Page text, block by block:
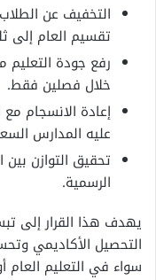
التخفيف عن الطلاب
تقسيم العام إلى
رفع جودة التعليم
خلال فصلين فقط.
إعادة الانسجام
عليه المدارس
تحقيق التوازن
الرسمية.
يهدف هذا القرار إلى
التحصيل الأكاديمي
سواء في التعليم العام